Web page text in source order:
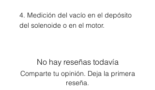
4. Medición del vacío en el depósito
del solenoide o en el motor.
No hay reseñas todavía
Comparte tu opinión. Deja la primera
reseña.